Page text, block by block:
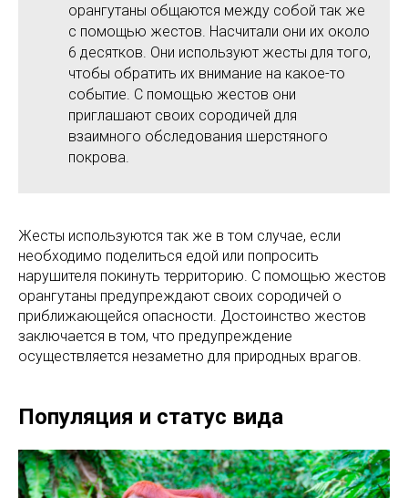
орангутаны общаются между собой так же
с помощью жестов. Насчитали они их около
6 десятков. Они используют жесты для того,
чтобы обратить их внимание на какое-то
событие. С помощью жестов они
приглашают своих сородичей для
взаимного обследования шерстяного
покрова.
Жесты используются так же в том случае, если
необходимо поделиться едой или попросить
нарушителя покинуть территорию. С помощью жестов
орангутаны предупреждают своих сородичей о
приближающейся опасности. Достоинство жестов
заключается в том, что предупреждение
осуществляется незаметно для природных врагов.
Популяция и статус вида